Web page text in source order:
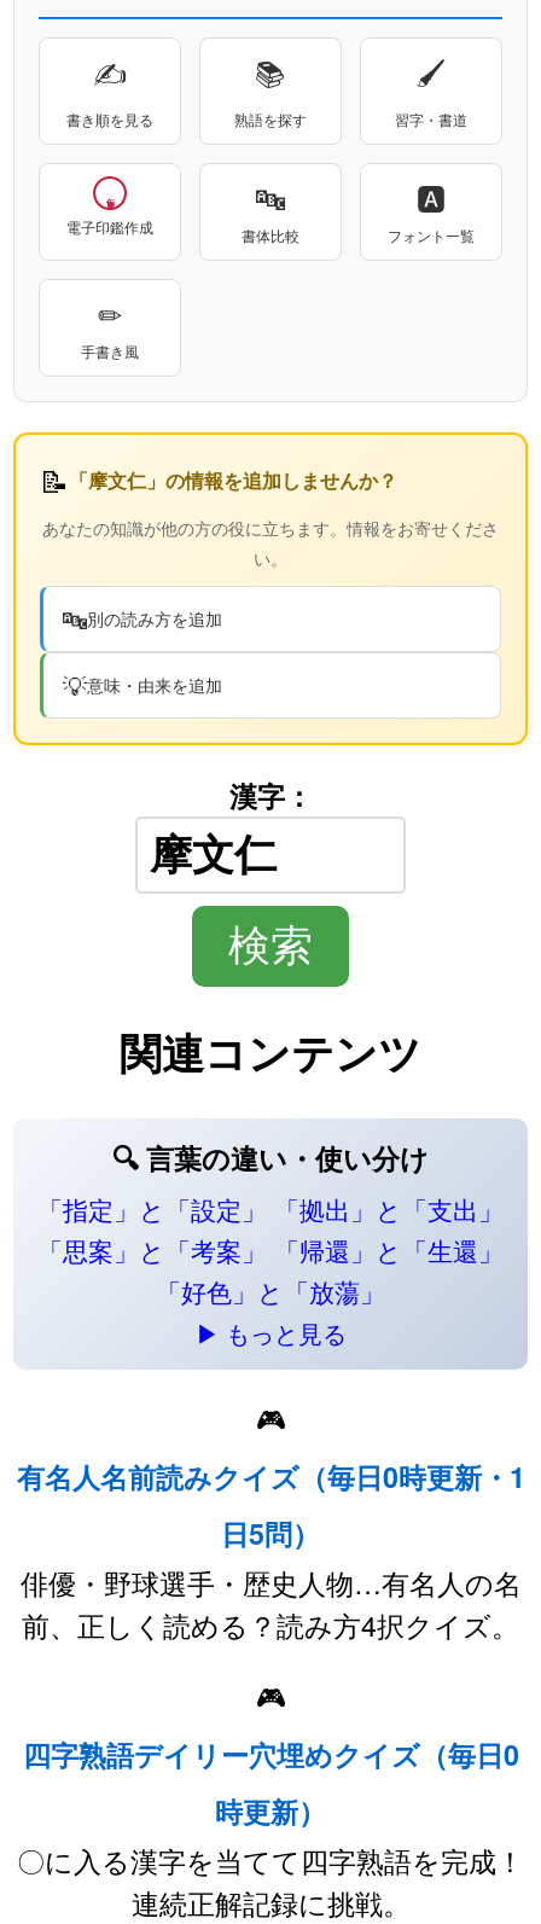
✍
書き順を見る
📚
熟語を探す
🖌
習字・書道
電子印鑑作成
🔤
書体比較
🅰
フォント一覧
✏
手書き風
📝 「摩文仁」の情報を追加しませんか？
あなたの知識が他の方の役に立ちます。情報をお寄せくださ
い。
🔤別の読み方を追加
💡意味・由来を追加
漢字：
関連コンテンツ
🔍 言葉の違い・使い分け
「指定」と「設定」
「拠出」と「支出」
「思案」と「考案」
「帰還」と「生還」
「好色」と「放蕩」
▶ もっと見る
🎮
有名人名前読みクイズ（毎日0時更新・1
日5問）
俳優・野球選手・歴史人物…有名人の名
前、正しく読める？読み方4択クイズ。
🎮
四字熟語デイリー穴埋めクイズ（毎日0
時更新）
〇に入る漢字を当てて四字熟語を完成！
連続正解記録に挑戦。